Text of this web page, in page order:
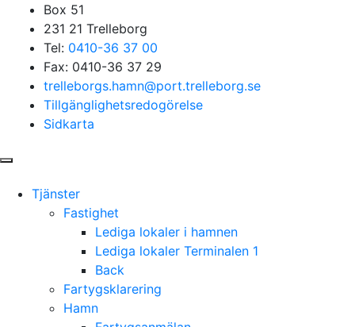
Box 51
231 21 Trelleborg
Tel: 0410-36 37 00
Fax: 0410-36 37 29
trelleborgs.hamn@port.trelleborg.se
Tillgänglighetsredogörelse
Sidkarta
Tjänster
Fastighet
Lediga lokaler i hamnen
Lediga lokaler Terminalen 1
Back
Fartygsklarering
Hamn